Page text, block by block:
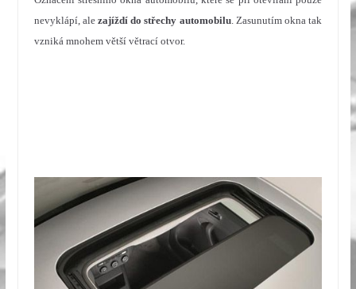
nevyklápí, alezajíždí do střechy automobilu. Zasunutím okna tak
vzniká mnohem větší větrací otvor.